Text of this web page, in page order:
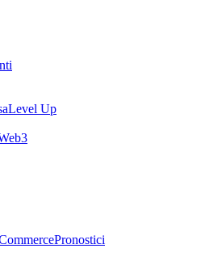
Level Up
Pronostici